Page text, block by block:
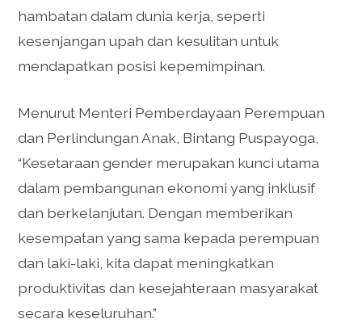
hambatan dalam dunia kerja, seperti
kesenjangan upah dan kesulitan untuk
mendapatkan posisi kepemimpinan.
Menurut Menteri Pemberdayaan Perempuan
dan Perlindungan Anak, Bintang Puspayoga,
“Kesetaraan gender merupakan kunci utama
dalam pembangunan ekonomi yang inklusif
dan berkelanjutan. Dengan memberikan
kesempatan yang sama kepada perempuan
dan laki-laki, kita dapat meningkatkan
produktivitas dan kesejahteraan masyarakat
secara keseluruhan.”